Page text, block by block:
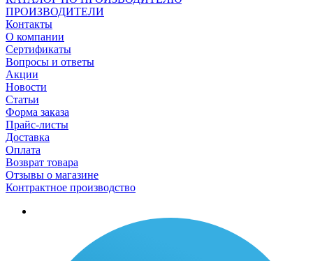
ПРОИЗВОДИТЕЛИ
Контакты
О компании
Сертификаты
Вопросы и ответы
Акции
Новости
Статьи
Форма заказа
Прайс-листы
Доставка
Оплата
Возврат товара
Отзывы о магазине
Контрактное производство